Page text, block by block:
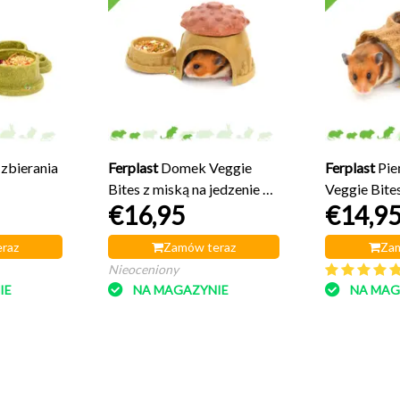
Ferplast Domek Veggie
Bites z miską na jedzenie 19
cm
€16,95
Zamów teraz
Nieoceniony
NA MAGAZYNIE
Ferplast
Veggie
NA